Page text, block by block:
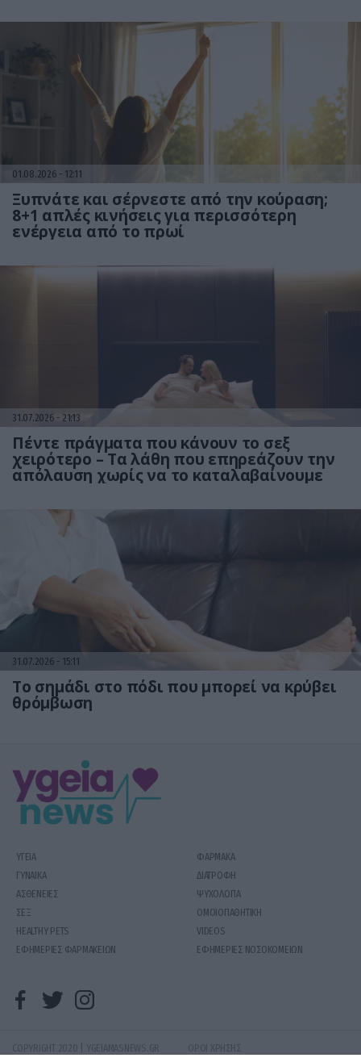
01.08.2026 12:11
Ξυπνάτε και σέρνεστε από την κούραση;
8+1 απλές κινήσεις για περισσότερη
ενέργεια από το πρωί
31.07.2026 21:13
Πέντε πράγματα που κάνουν το σεξ
χειρότερο – Τα λάθη που επηρεάζουν την
απόλαυση χωρίς να το καταλαβαίνουμε
31.07.2026 15:11
Το σημάδι στο πόδι που μπορεί να κρύβει
θρόμβωση
ΥΓΕΙΑ
ΦΑΡΜΑΚΑ
ΓΥΝΑΙΚΑ
ΔΙΑΤΡΟΦΗ
ΑΣΘΕΝΕΙΕΣ
ΨΥΧΟΛΟΓΙΑ
ΣΕΞ
ΟΜΟΙΟΠΑΘΗΤΙΚΗ
HEALTHY PETS
VIDEOS
ΕΦΗΜΕΡΙΕΣ ΦΑΡΜΑΚΕΙΩΝ
ΕΦΗΜΕΡΙΕΣ ΝΟΣΟΚΟΜΕΙΩΝ
COPYRIGHT 2020 | YGEIAMASNEWS.GR
ΟΡΟΙ ΧΡΗΣΗΣ